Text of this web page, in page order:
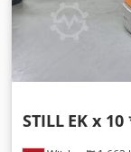
STILL EK x 10